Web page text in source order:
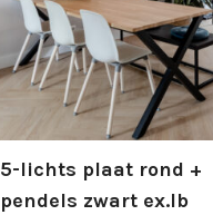
5-lichts plaat rond +
pendels zwart ex.lb